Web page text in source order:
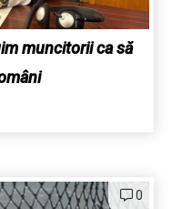
muncitorii ca să
0